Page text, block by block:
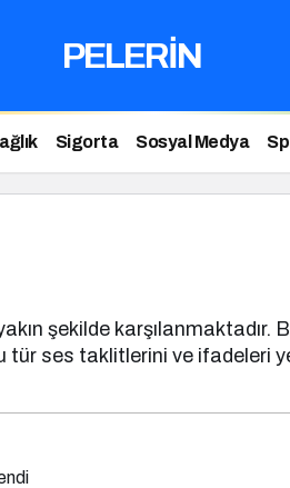
PELERİN
Sigorta Sosyal Medya
tür ses taklitlerini ve ifadeleri